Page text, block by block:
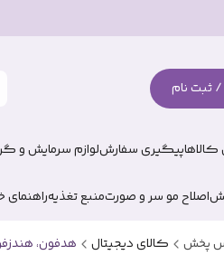
/ ثبت نام
پیگیری سفارشلوازم سرمایش و
اصلاح مو سر و صورتمنبع تغذیه
پخش کالای دیجیتال هدفون،